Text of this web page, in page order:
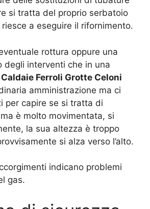
si tratta del proprio serbatoio
a eseguire il rifornimento.
rottura oppure una
degli interventi che in una
Ferroli Grotte Celoni
amministrazione ma ci
per capire se si tratta di
è molto movimentata, si
la sua altezza è troppo
si alza verso l’alto.
indicano problemi
gas.